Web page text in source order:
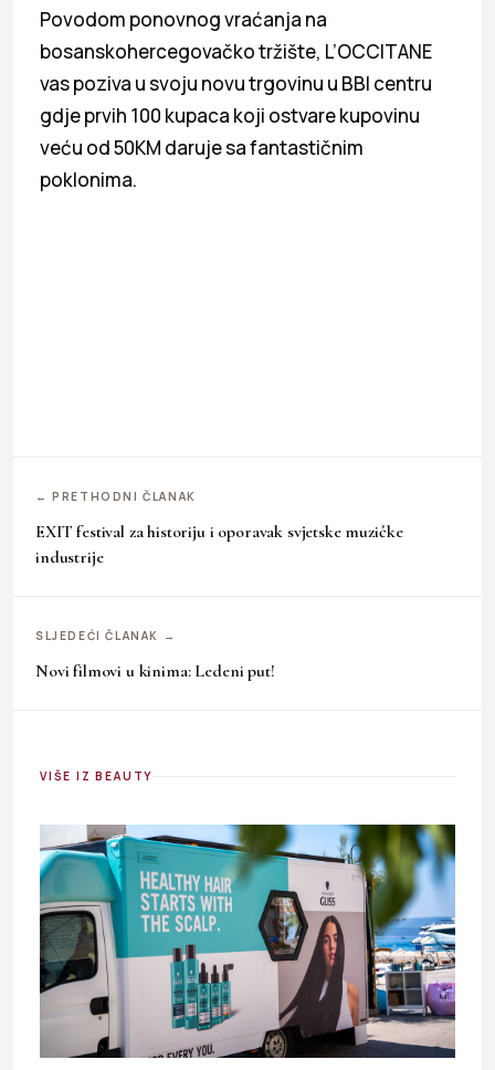
Povodom ponovnog vraćanja na
bosanskohercegovačko tržište, L’OCCITANE
vas poziva u svoju novu trgovinu u BBI centru
gdje prvih 100 kupaca koji ostvare kupovinu
veću od 50KM daruje sa fantastičnim
poklonima.
← PRETHODNI ČLANAK
EXIT festival za historiju i oporavak svjetske muzičke
industrije
SLJEDEĆI ČLANAK →
Novi filmovi u kinima: Ledeni put!
VIŠE IZ BEAUTY